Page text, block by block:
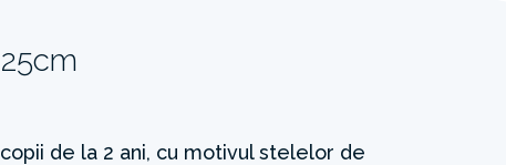
de la 2 ani, cu motivul stelelor de